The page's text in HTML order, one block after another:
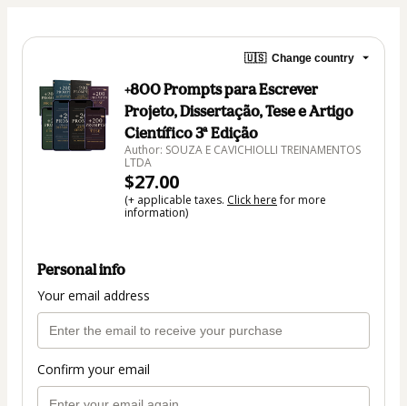
🇺🇸 Change country
+800 Prompts para Escrever
Projeto, Dissertação, Tese e Artigo
Científico 3ª Edição
Author: SOUZA E CAVICHIOLLI TREINAMENTOS
LTDA
$27.00
(+ applicable taxes. Click herefor more
information)
Personal info
Your email address
Confirm your email